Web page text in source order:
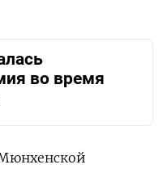
во время